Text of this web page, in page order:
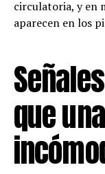
circulatoria, y en
aparecen en los
que